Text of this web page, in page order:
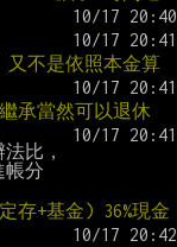
不是依照本金算
承當然可以退休
比，
帳分
存+基金) 36%現金